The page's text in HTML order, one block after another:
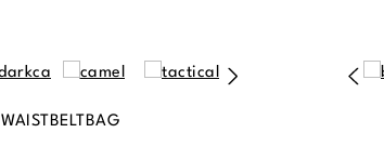
WAISTBELTBAG